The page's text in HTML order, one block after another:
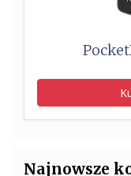
Najnowsze